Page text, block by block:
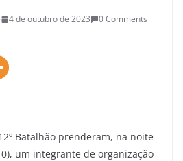
4 de outubro de 2023 0 Comments
Batalhão prenderam, na noite
um integrante de organização